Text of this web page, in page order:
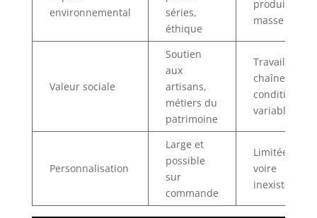
environnemental
séries,
éthique
produits en
masse
Valeur sociale
Soutien
aux
artisans,
métiers du
patrimoine
Travail à la
chaîne,
conditions
variables
Personnalisation
Large et
possible
sur
commande
Limitée
voire
inexistante